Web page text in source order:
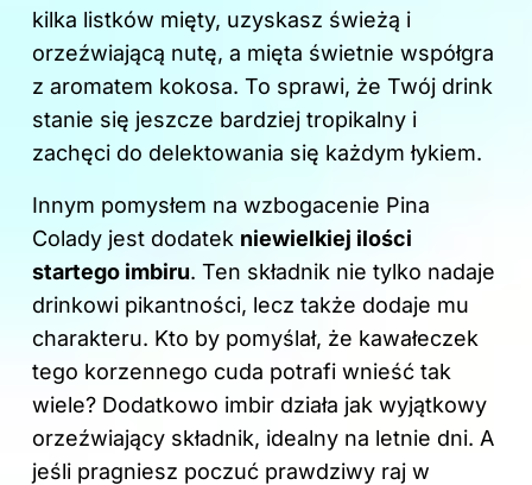
kilka listków mięty, uzyskasz świeżą i
orzeźwiającą nutę, a mięta świetnie współgra
z aromatem kokosa. To sprawi, że Twój drink
stanie się jeszcze bardziej tropikalny i
zachęci do delektowania się każdym łykiem.
Innym pomysłem na wzbogacenie Pina
Colady jest dodatek niewielkiej ilości
startego imbiru. Ten składnik nie tylko nadaje
drinkowi pikantności, lecz także dodaje mu
charakteru. Kto by pomyślał, że kawałeczek
tego korzennego cuda potrafi wnieść tak
wiele? Dodatkowo imbir działa jak wyjątkowy
orzeźwiający składnik, idealny na letnie dni. A
jeśli pragniesz poczuć prawdziwy raj w